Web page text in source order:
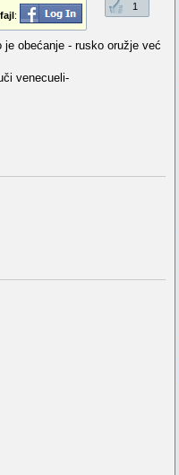
1
:
obećanje - rusko oružje već
venecueli-